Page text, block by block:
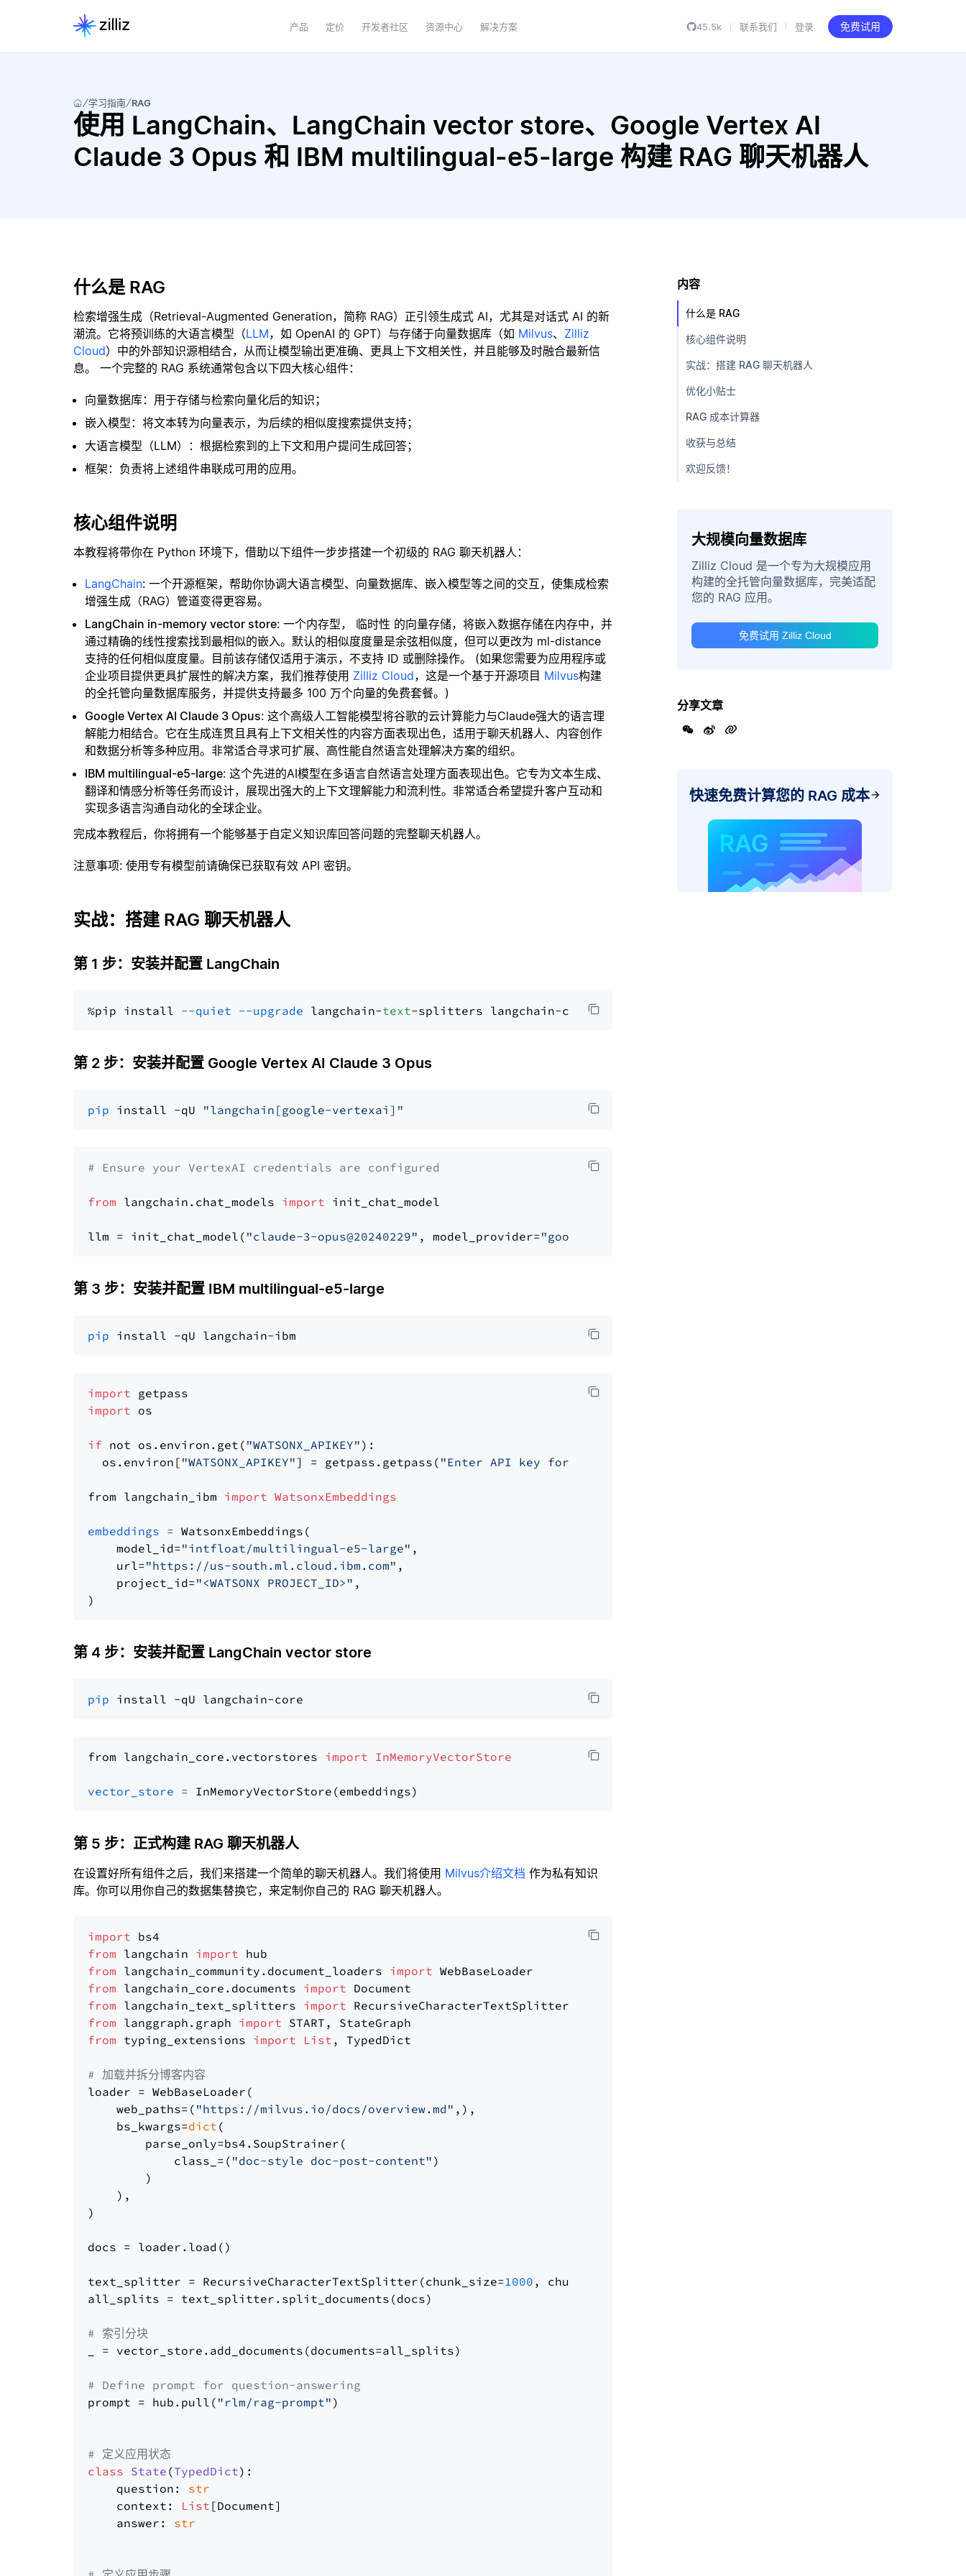
产品 定价 开发者社区 资源中心 解决方案 45.5k 联系我们 登录 免费试用
学习指南 RAG
使用 LangChain、LangChain vector store、Google Vertex AI
Claude 3 Opus 和 IBM multilingual-e5-large 构建 RAG 聊天机器人
什么是 RAG
检索增强生成（Retrieval-Augmented Generation，简称 RAG）正引领生成式 AI，尤其是对话式 AI 的新
潮流。它将预训练的大语言模型（LLM，如 OpenAI 的 GPT）与存储于向量数据库（如 Milvus、 Zilliz
Cloud）中的外部知识源相结合，从而让模型输出更准确、更具上下文相关性，并且能够及时融合最新信
息。 一个完整的 RAG 系统通常包含以下四大核心组件：
向量数据库：用于存储与检索向量化后的知识；
嵌入模型：将文本转为向量表示，为后续的相似度搜索提供支持；
大语言模型（LLM）：根据检索到的上下文和用户提问生成回答；
框架：负责将上述组件串联成可用的应用。
核心组件说明
本教程将带你在 Python 环境下，借助以下组件一步步搭建一个初级的 RAG 聊天机器人：
LangChain: 一个开源框架，帮助你协调大语言模型、向量数据库、嵌入模型等之间的交互，使集成检索
增强生成（RAG）管道变得更容易。
LangChain in-memory vector store: 一个内存型， 临时性 的向量存储，将嵌入数据存储在内存中，并
通过精确的线性搜索找到最相似的嵌入。默认的相似度度量是余弦相似度，但可以更改为 ml-distance
支持的任何相似度度量。目前该存储仅适用于演示，不支持 ID 或删除操作。 (如果您需要为应用程序或
企业项目提供更具扩展性的解决方案，我们推荐使用 Zilliz Cloud，这是一个基于开源项目 Milvus构建
的全托管向量数据库服务，并提供支持最多 100 万个向量的免费套餐。)
Google Vertex AI Claude 3 Opus: 这个高级人工智能模型将谷歌的云计算能力与Claude强大的语言理
解能力相结合。它在生成连贯且具有上下文相关性的内容方面表现出色，适用于聊天机器人、内容创作
和数据分析等多种应用。非常适合寻求可扩展、高性能自然语言处理解决方案的组织。
IBM multilingual-e5-large: 这个先进的AI模型在多语言自然语言处理方面表现出色。它专为文本生成、
翻译和情感分析等任务而设计，展现出强大的上下文理解能力和流利性。非常适合希望提升客户互动和
实现多语言沟通自动化的全球企业。
完成本教程后，你将拥有一个能够基于自定义知识库回答问题的完整聊天机器人。
注意事项: 使用专有模型前请确保已获取有效 API 密钥。
实战：搭建 RAG 聊天机器人
第 1 步：安装并配置 LangChain
%pip install --quiet --upgrade langchain-text
第 2 步：安装并配置 Google Vertex AI Claude 3 Opus
pip install -qU "langchain[google-vertexai]"
# Ensure your VertexAI credentials are configured
from langchain.chat_models import init_chat_model
llm = init_chat_model( "claude-3-opus@20240229" , model_provider="google_vertexai"
第 3 步：安装并配置 IBM multilingual-e5-large
pip
import
import os
if not os.environ.get( "WATSONX_APIKEY" ):
  os.environ[
"WATSONX_APIKEY"] = getpass.getpass( "Enter API key for IBM watsonx: "
from langchain_ibm import WatsonxEmbeddings
embeddings = WatsonxEmbeddings(
    model_id=
"intfloat/multilingual-e5-large" ,
    url=
"https://us-south.ml.cloud.ibm.com" ,
    project_id=
"<WATSONX PROJECT_ID>" ,
第 4 步：安装并配置 LangChain vector store
pip
from langchain_core.vectorstores import InMemoryVectorStore
vector_store =
第 5 步：正式构建 RAG 聊天机器人
在设置好所有组件之后，我们来搭建一个简单的聊天机器人。我们将使用 Milvus介绍文档 作为私有知识
库。你可以用你自己的数据集替换它，来定制你自己的 RAG 聊天机器人。
import
from langchain import
from langchain_community.document_loaders import
from langchain_core.documents import
from langchain_text_splitters import
from langgraph.graph import
from typing_extensions import List , TypedDict
# 加载并拆分博客内容
loader = WebBaseLoader(
    web_paths=(
"https://milvus.io/docs/overview.md" ,),
    bs_kwargs=
dict (
        parse_only=bs4.SoupStrainer(
            class_=(
"doc-style doc-post-content" )
        )
    ),
)
docs = loader.load()
text_splitter = RecursiveCharacterTextSplitter(chunk_size=1000 , chunk_overlap=
all_splits = text_splitter.split_documents(docs)
# 索引分块
_ = vector_store.add_documents(documents=all_splits)
# Define prompt for question-answering
prompt = hub.pull( "rlm/rag-prompt" )
# 定义应用状态
class State (TypedDict):
    question:
str
    context:
List [Document]
    answer:
str
内容
什么是 RAG
核心组件说明
实战：搭建 RAG 聊天机器人
优化小贴士
RAG 成本计算器
收获与总结
欢迎反馈！
大规模向量数据库
Zilliz Cloud 是一个专为大规模应用
构建的全托管向量数据库，完美适配
您的 RAG 应用。
免费试用 Zilliz Cloud
分享文章
快速免费计算您的 RAG 成本